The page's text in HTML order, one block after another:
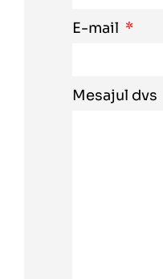
E-mail
Mesajul dvs